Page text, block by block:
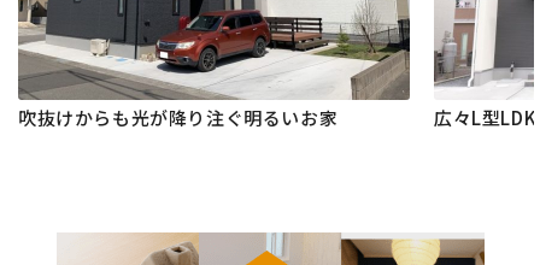
吹抜けからも光が降り注ぐ明るいお家 広々L型